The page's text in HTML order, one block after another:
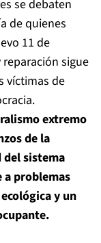
se debaten
de quienes
11 de
sigue
víctimas de
extremo
de la
sistema
problemas
y un